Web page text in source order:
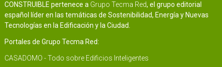
CONSTRUIBLE pertenece a Grupo Tecma Red, el grupo editorial
español líder en las temáticas de Sostenibilidad, Energía y Nuevas
Tecnologías en la Edificación y la Ciudad.
Portales de Grupo Tecma Red:
CASADOMO - Todo sobre Edificios Inteligentes